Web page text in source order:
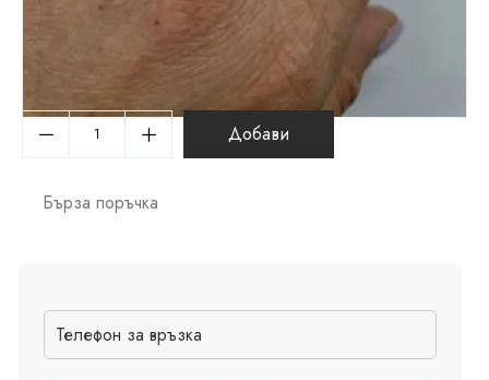
Добави
Бърза поръчка